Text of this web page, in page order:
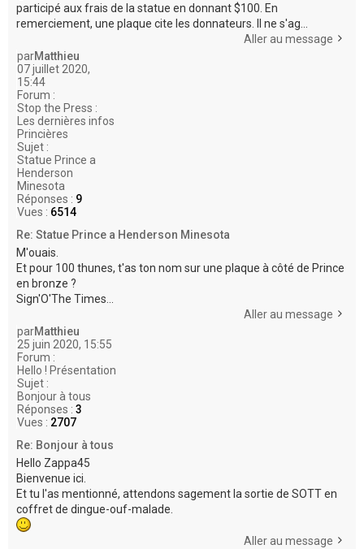
participé aux frais de la statue en donnant $100. En
remerciement, une plaque cite les donnateurs. Il ne s'ag...
Aller au message
parMatthieu
07 juillet 2020,
15:44
Forum :
Stop the Press :
Les dernières infos
Princières
Sujet :
Statue Prince a
Henderson
Minesota
Réponses : 9
Vues : 6514
Re: Statue Prince a Henderson Minesota
M'ouais.
Et pour 100 thunes, t'as ton nom sur une plaque à côté de Prince
en bronze ?
Sign'O'The Times...
Aller au message
parMatthieu
25 juin 2020, 15:55
Forum :
Hello ! Présentation
Sujet :
Bonjour à tous
Réponses : 3
Vues : 2707
Re: Bonjour à tous
Hello Zappa45
Bienvenue ici.
Et tu l'as mentionné, attendons sagement la sortie de SOTT en
coffret de dingue-ouf-malade.
Aller au message